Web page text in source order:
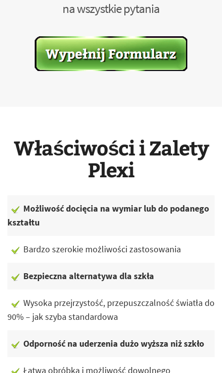
na wszystkie pytania
Właściwości i Zalety
Plexi
Możliwość docięcia na wymiar lub do podanego
kształtu
Bardzo szerokie możliwości zastosowania
Bezpieczna alternatywa dla szkła
Wysoka przejrzystość, przepuszczalność światła do
90% – jak szyba standardowa
Odporność na uderzenia dużo wyższa niż szkło
Łatwa obróbka i możliwość dowolnego